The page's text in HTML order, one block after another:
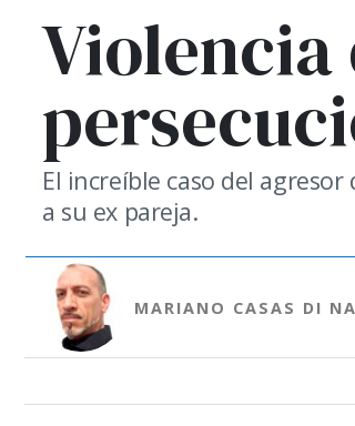
Violencia
El increíble caso del
a su ex pareja.
MARIANO CASAS DI